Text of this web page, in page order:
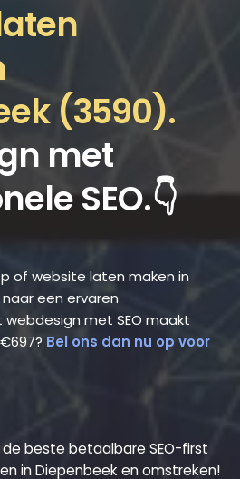
(3590).
met
SEO.👇
of website laten maken in
een ervaren
met SEO maakt
Bel ons dan nu op voor
de beste betaalbare SEO-first
in Diepenbeek en omstreken!